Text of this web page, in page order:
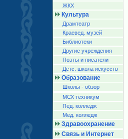
ЖКХ
Культура
Драмтеатр
Краевед. музей
Библиотеки
Другие учреждения
Поэты и писатели
Детс. школа искусств
Образование
Школы - обзор
МСХ техникум
Пед. колледж
Мед. колледж
Здравоохранение
Связь и Интернет